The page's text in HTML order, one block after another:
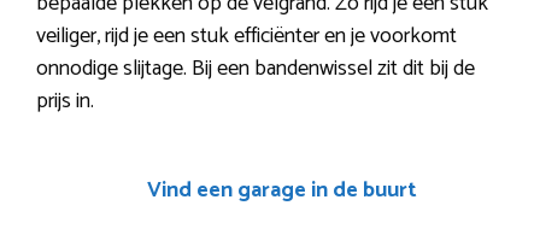
veiliger, rijd je een stuk efficiënter en je voorkomt
onnodige slijtage. Bij een bandenwissel zit dit bij de
prijs in.
Vind een garage in de buurt